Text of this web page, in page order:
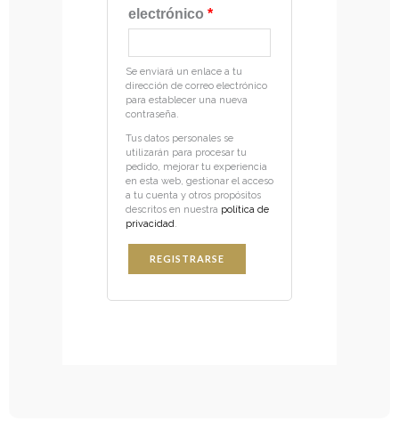
electrónico *
Se enviará un enlace a tu
dirección de correo electrónico
para establecer una nueva
contraseña.
Tus datos personales se
utilizarán para procesar tu
pedido, mejorar tu experiencia
en esta web, gestionar el acceso
a tu cuenta y otros propósitos
descritos en nuestra política de
privacidad.
REGISTRARSE